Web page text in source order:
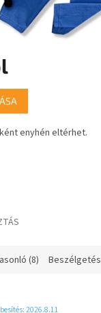
enyhén eltérhet.
(8) Beszélgetés
2026.8.11